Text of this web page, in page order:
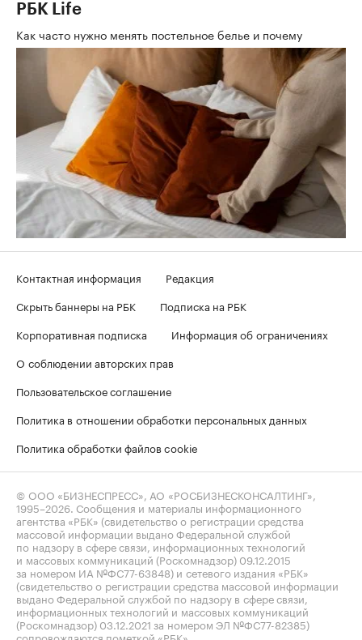
РБК Life
Как часто нужно менять постельное белье и почему
Контактная информация
Редакция
Скрыть баннеры на РБК
Подписка на РБК
Корпоративная подписка
Информация об ограничениях
О соблюдении авторских прав
Пользовательское соглашение
Политика в отношении обработки персональных данных
Политика обработки файлов cookie
© ООО «БИЗНЕСПРЕСС», АО «РОСБИЗНЕСКОНСАЛТИНГ»,
1995–2026 . Сообщения и материалы информационного
агентства «РБК» (свидетельство о регистрации средства
массовой информации выдано Федеральной службой
по надзору в сфере связи, информационных технологий
и массовых коммуникаций (Роскомнадзор) 09.12.2015
за номером ИА №ФС77-63848) и сетевого издания «РБК»
(свидетельство о регистрации средства массовой информации
выдано Федеральной службой по надзору в сфере связи,
информационных технологий и массовых коммуникаций
(Роскомнадзор) 03.12.2021 за номером ЭЛ №ФС77-82385)
сопровождаются пометкой «РБК».